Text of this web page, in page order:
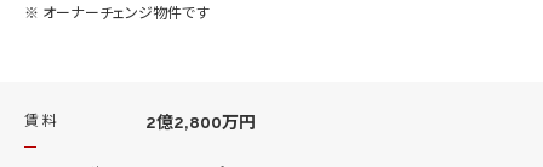
※ オーナーチェンジ物件です
賃 料 2億2,800万円